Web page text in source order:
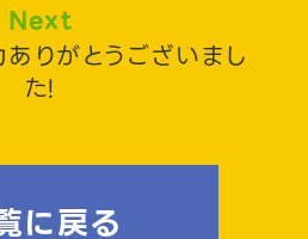
に戻る
Next
りがとうございまし
た!